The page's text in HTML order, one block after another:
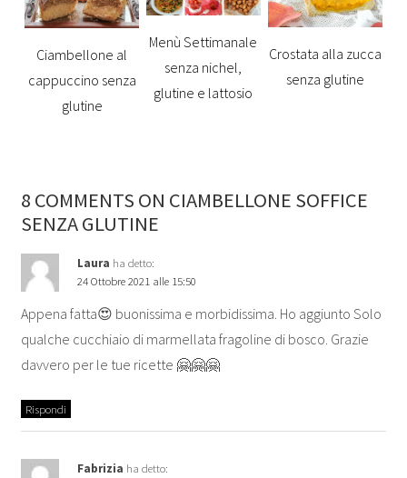
Ciambellone al
cappuccino senza
glutine
Menù Settimanale
senza nichel,
glutine e lattosio
Crostata alla zucca
senza glutine
8 COMMENTS ON CIAMBELLONE SOFFICE
SENZA GLUTINE
Laura ha detto:
24 Ottobre 2021 alle 15:50
Appena fatta😍 buonissima e morbidissima. Ho aggiunto Solo
qualche cucchiaio di marmellata fragoline di bosco. Grazie
davvero per le tue ricette 🤗🤗🤗
Rispondi
Fabrizia ha detto: